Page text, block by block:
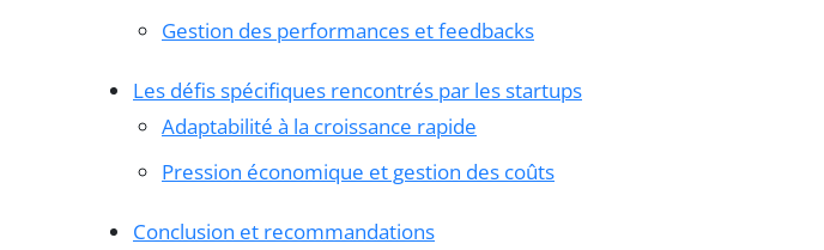
Gestion des performances et feedbacks
Les défis spécifiques rencontrés par les startups
Adaptabilité à la croissance rapide
Pression économique et gestion des coûts
Conclusion et recommandations